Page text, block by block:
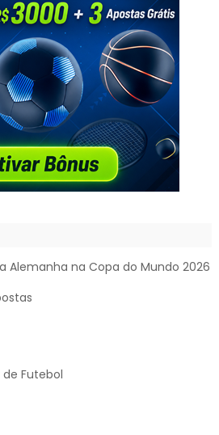
Alemanha na Copa do Mundo 2026
Futebol